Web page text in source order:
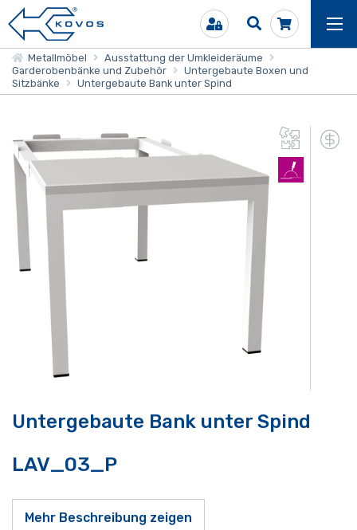
Metallmöbel
Ausstattung der Umkleideräume
Garderobenbänke und Zubehör
Untergebaute Boxen und
Sitzbänke
Untergebaute Bank unter Spind
Untergebaute Bank unter Spind
LAV_03_P
Mehr Beschreibung zeigen